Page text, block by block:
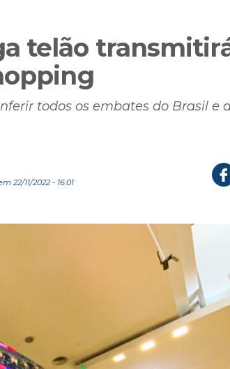
telão
todos os embates do Brasil e
22/11/2022 - 16:01